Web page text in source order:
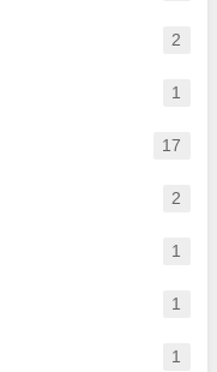
2
1
17
2
1
1
1